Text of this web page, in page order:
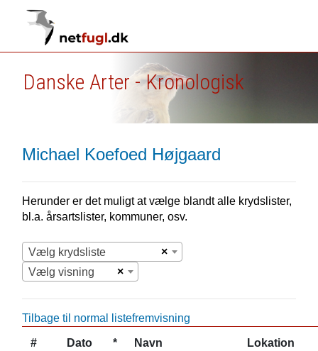
Danske Arter - Kronologisk
Michael Koefoed Højgaard
Herunder er det muligt at vælge blandt alle krydslister,
bl.a. årsartslister, kommuner, osv.
×
Vælg krydsliste
×
Vælg visning
Tilbage til normal listefremvisning
# Dato * Navn Lokation